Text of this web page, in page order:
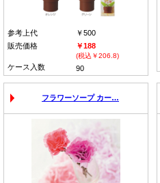
参考上代
￥500
販売価格
￥188
(税込￥206.8)
ケース入数 90
フラワーソープ カー…